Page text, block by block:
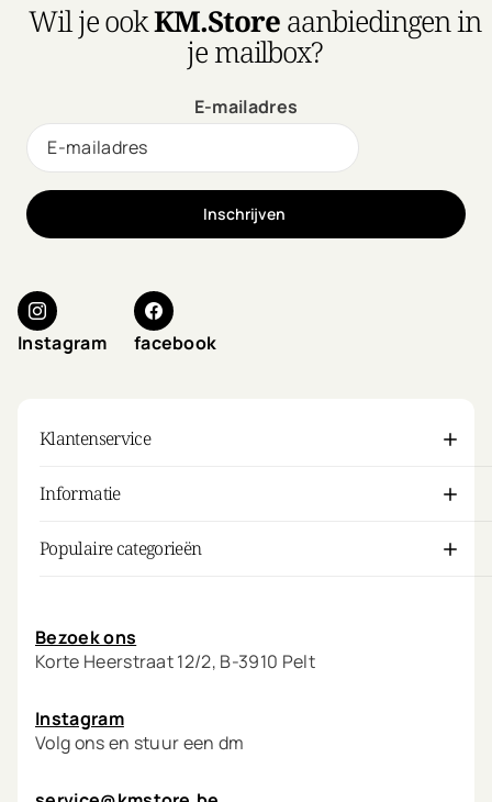
Wil je ookKM.Storeaanbiedingen in
je mailbox?
E-mailadres
Inschrijven
Instagram facebook
Klantenservice
Informatie
Populaire categorieën
Bezoek ons
Korte Heerstraat 12/2, B-3910 Pelt
Instagram
Volg ons en stuur een dm